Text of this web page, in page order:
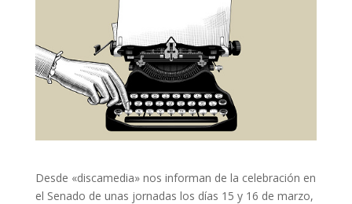
Desde «discamedia» nos informan de la celebración en
el Senado de unas jornadas los días 15 y 16 de marzo,